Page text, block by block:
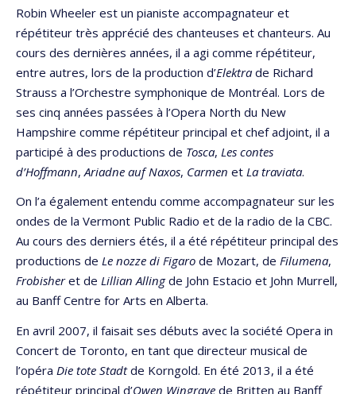
Robin Wheeler est un pianiste accompagnateur et
répétiteur très apprécié des chanteuses et chanteurs. Au
cours des dernières années, il a agi comme répétiteur,
entre autres, lors de la production d’Elektra de Richard
Strauss a l’Orchestre symphonique de Montréal. Lors de
ses cinq années passées à l’Opera North du New
Hampshire comme répétiteur principal et chef adjoint, il a
participé à des productions de Tosca, Les contes
d’Hoffmann, Ariadne auf Naxos, Carmen et La traviata.
On l’a également entendu comme accompagnateur sur les
ondes de la Vermont Public Radio et de la radio de la CBC.
Au cours des derniers étés, il a été répétiteur principal des
productions de Le nozze di Figaro de Mozart, de Filumena,
Frobisheret de Lillian Allingde John Estacio et John Murrell,
au Banff Centre for Arts en Alberta.
En avril 2007, il faisait ses débuts avec la société Opera in
Concert de Toronto, en tant que directeur musical de
l’opéra Die tote Stadtde Korngold. En été 2013, il a été
répétiteur principal d’Owen Wingrave de Britten au Banff